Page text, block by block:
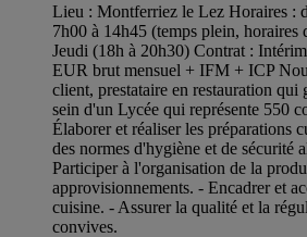
Lieu : Montferriez le Lez Horaires :
7h00 à 14h45 (temps plein, horaires
Jeudi (18h à 20h30) Contrat :
EUR brut mensuel + IFM + ICP
client, prestataire en restauration qui
sein d'un Lycée qui représente 550
Élaborer et réaliser les préparations
des normes d'hygiène et de sécurité
Participer à l'organisation de la
approvisionnements. - Encadrer et
cuisine. - Assurer la qualité et la
convives.